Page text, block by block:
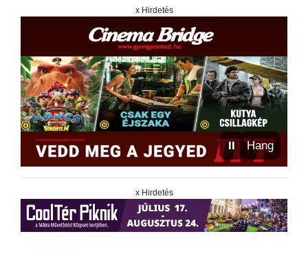
x Hirdetés
⏸ Hang
x Hirdetés